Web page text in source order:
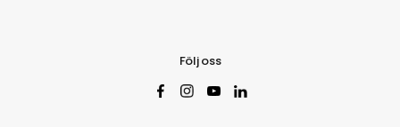
Följ oss